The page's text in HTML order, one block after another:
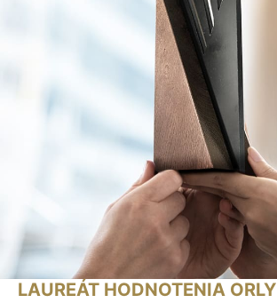
LAUREÁT HODNOTENIA ORLY